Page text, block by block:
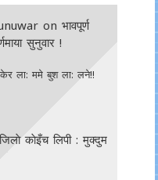
onभावपूर्ण
सुनुवार !
ला: ममे बुश ला: लने!!
काेइँच लिपी : मुक्दुम